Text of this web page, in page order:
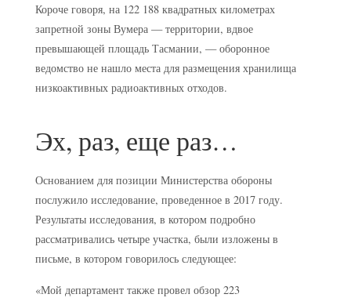
Короче говоря, на 122 188 квадратных километрах
запретной зоны Вумера — территории, вдвое
превышающей площадь Тасмании, — оборонное
ведомство не нашло места для размещения хранилища
низкоактивных радиоактивных отходов.
Эх, раз, еще раз…
Основанием для позиции Министерства обороны
послужило исследование, проведенное в 2017 году.
Результаты исследования, в котором подробно
рассматривались четыре участка, были изложены в
письме, в котором говорилось следующее:
«Мой департамент также провел обзор 223